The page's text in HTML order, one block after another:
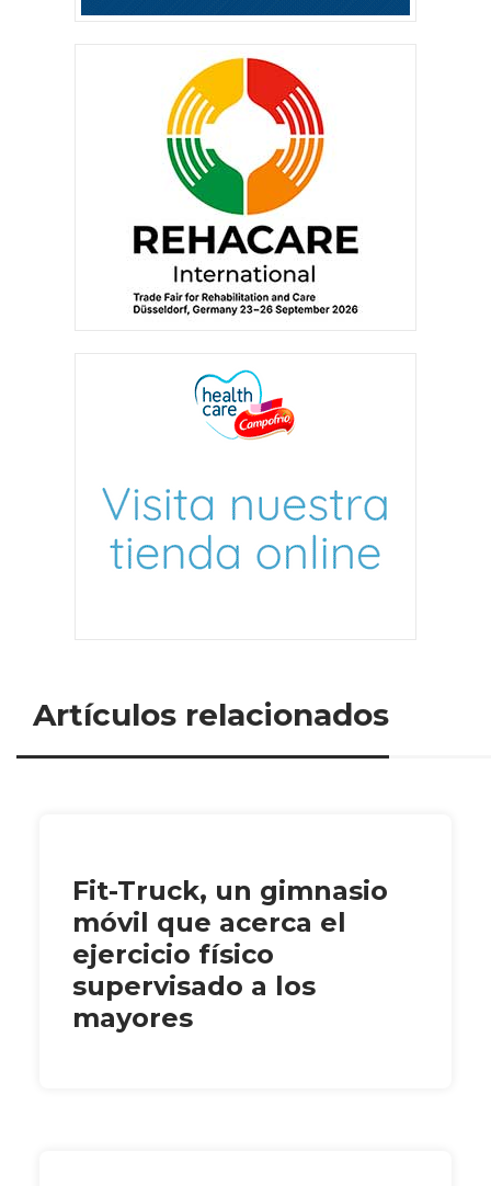
Artículos relacionados
Fit-Truck, un gimnasio
móvil que acerca el
ejercicio físico
supervisado a los
mayores